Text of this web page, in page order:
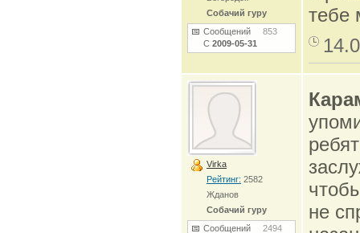
Собачий гуру
Сообщений 853
С 2009-05-31
тебе
Virka
Рейтинг: 2582
Жданов
Собачий гуру
Сообщений 2494
не